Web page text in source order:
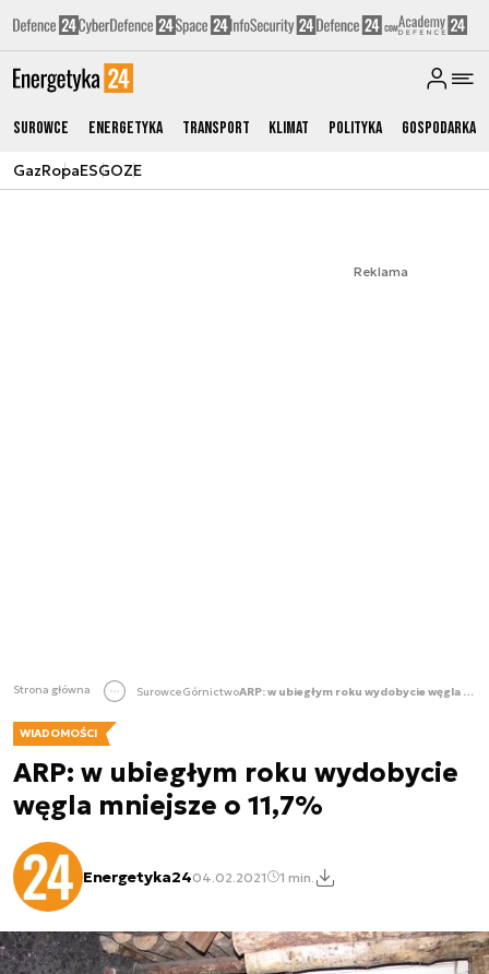
Surowce Energetyka Transport Klimat Polityka Gospodarka
GazRopaESGOZE
Reklama
Strona główna SurowceGórnictwo ARP: w ubiegłym roku wydobycie węgla mniejsze o 11,7%
WIADOMOŚCI
ARP: w ubiegłym roku wydobycie
węgla mniejsze o 11,7%
Energetyka2404.02.2021 1 min.